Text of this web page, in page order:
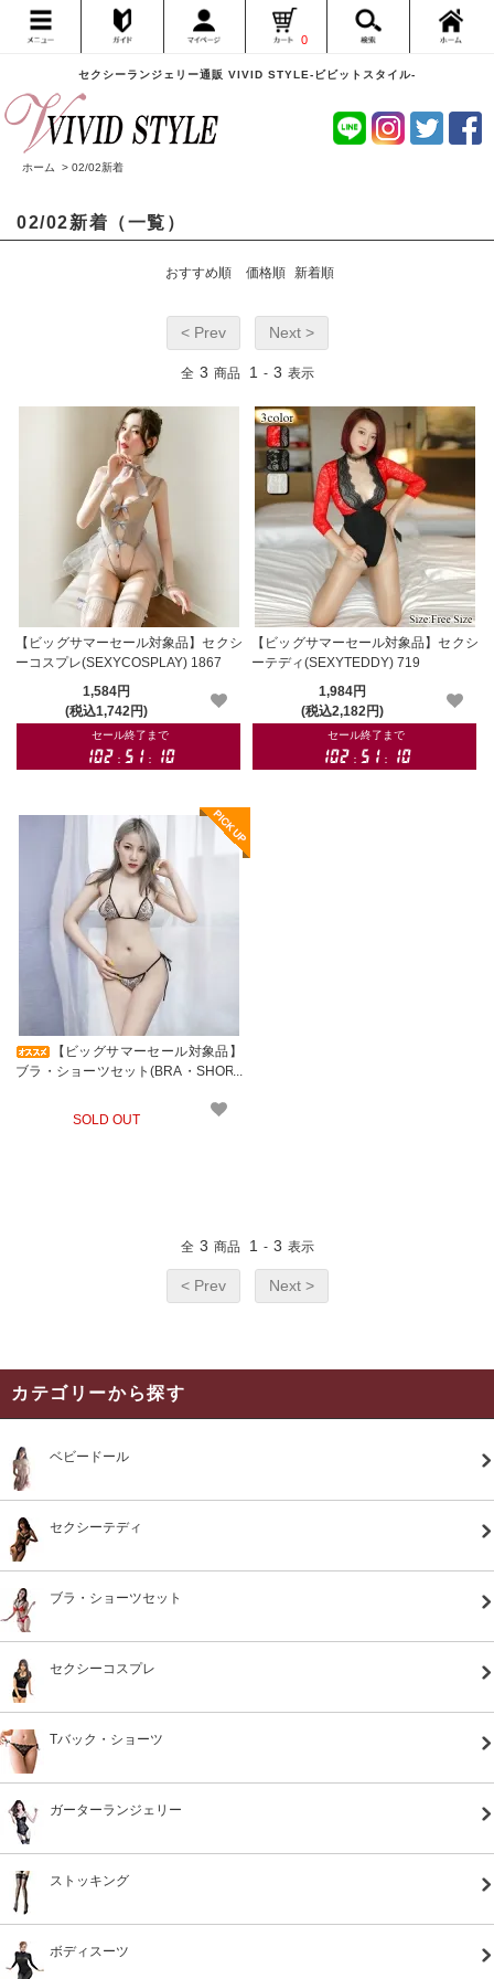
セクシーランジェリー通販 VIVID STYLE-ビビットスタイル-
0
ホーム > 02/02新着
02/02新着（一覧）
おすすめ順 価格順 新着順
< Prev Next >
全 3 商品 1 - 3 表示
【ビッグサマーセール対象品】セクシ
ーコスプレ(SEXYCOSPLAY) 1867
1,584円
(税込1,742円)
【ビッグサマーセール対象品】セクシ
ーテディ(SEXYTEDDY) 719
1,984円
(税込2,182円)
【ビッグサマーセール対象品】
ブラ・ショーツセット(BRA・SHORT
SOLD OUT
全 3 商品 1 - 3 表示
< Prev Next >
カテゴリーから探す
ベビードール
セクシーテディ
ブラ・ショーツセット
セクシーコスプレ
Tバック・ショーツ
ガーターランジェリー
ストッキング
ボディスーツ